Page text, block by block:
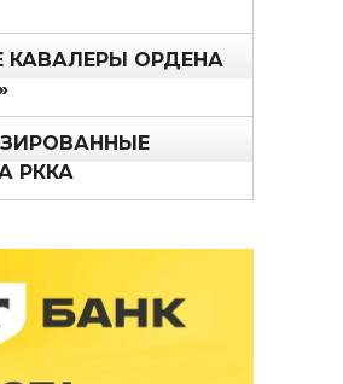
КАВАЛЕРЫ ОРДЕНА
РККА